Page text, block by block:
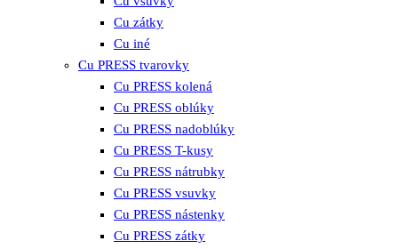
Cu zátky
Cu iné
Cu PRESS tvarovky
Cu PRESS kolená
Cu PRESS oblúky
Cu PRESS nadoblúky
Cu PRESS T-kusy
Cu PRESS nátrubky
Cu PRESS vsuvky
Cu PRESS nástenky
Cu PRESS zátky